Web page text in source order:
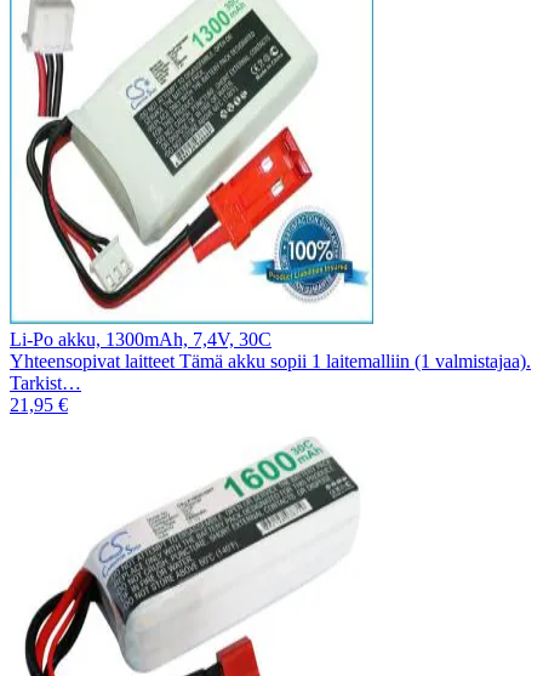
Li-Po akku, 1300mAh, 7,4V, 30C
Yhteensopivat laitteet Tämä akku sopii 1 laitemalliin (1 valmistajaa).
Tarkist…
21,95 €